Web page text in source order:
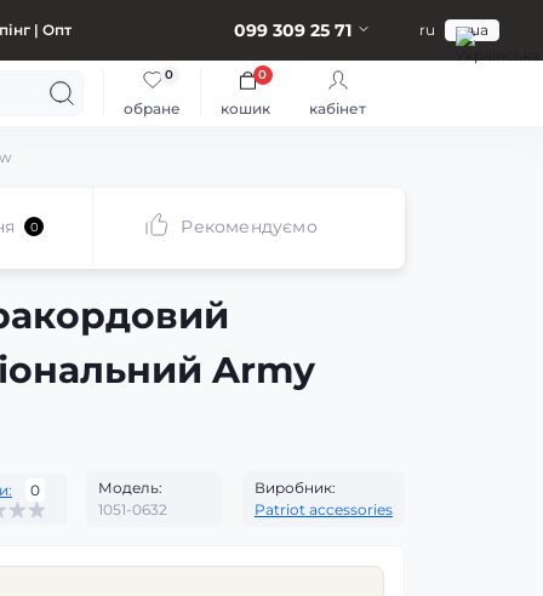
| Опт 099 309 25 71 ru ua
обране
0
кошик
0
кабінет
0 Рекомендуємо
Army
0
Модель:
1051-0632
Виробник:
Patriot accessories